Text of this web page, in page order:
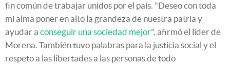
fin común de trabajar unidos por el país. "Deseo con toda
mi alma poner en alto la grandeza de nuestra patria y
ayudar a conseguir una sociedad mejor", afirmó el líder de
Morena. También tuvo palabras para la justicia social y el
respeto a las libertades a las personas de todo